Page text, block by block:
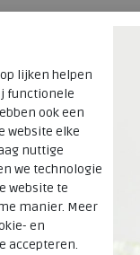
lijken helpen
functionele
ook een
website elke
nuttige
we technologie
website te
manier. Meer
en
accepteren.